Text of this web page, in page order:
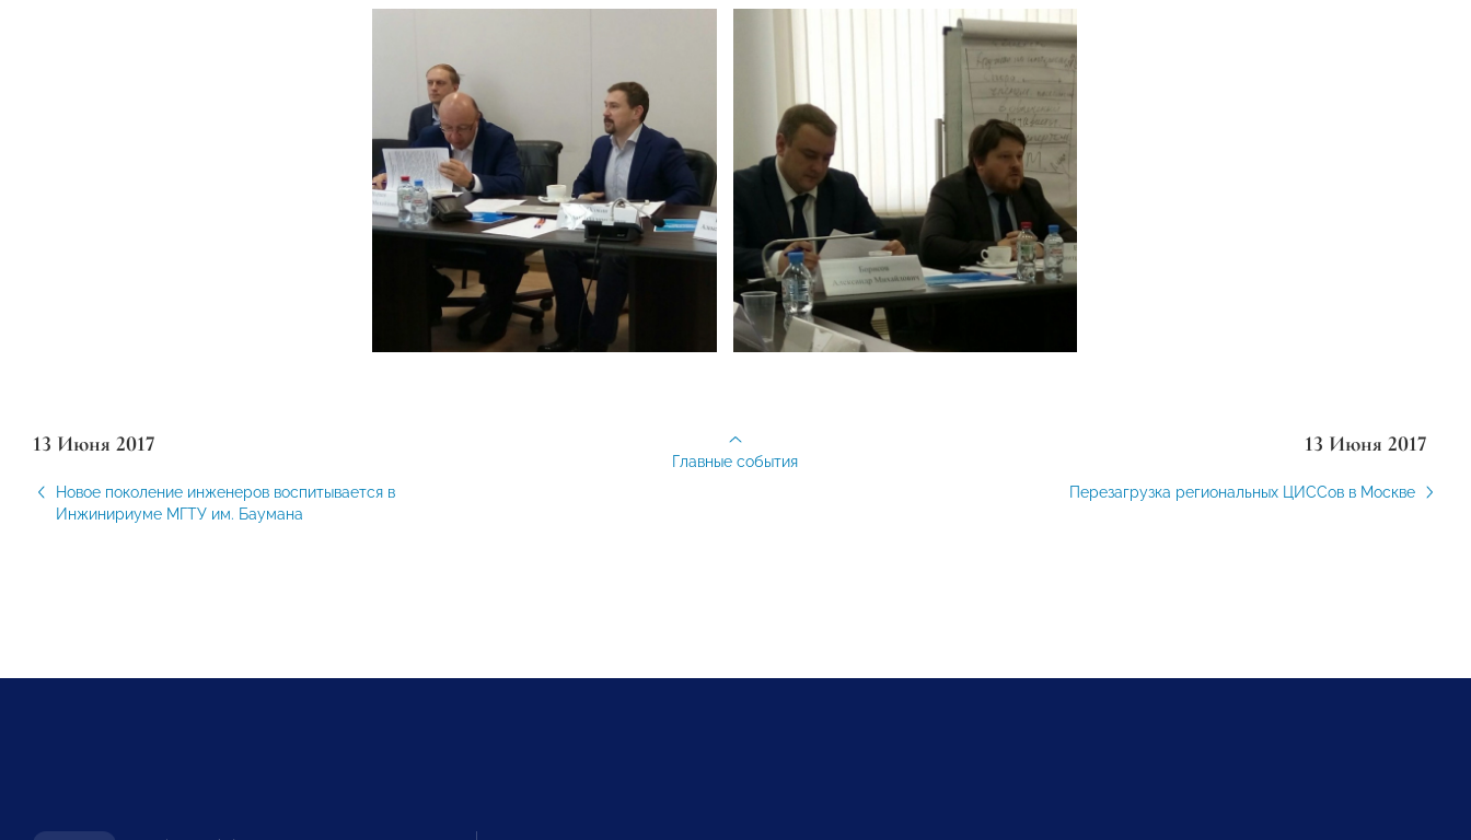
13 Июня 2017
Новое поколение инженеров воспитывается в
Инжинириуме МГТУ им. Баумана
13 Июня 2017
Перезагрузка региональных ЦИССов в Москве
Главные события